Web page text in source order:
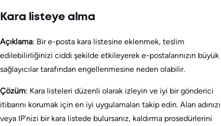
Kara listeye alma
Açıklama: Bir e-posta kara listesine eklenmek, teslim
edilebilirliğinizi ciddi şekilde etkileyerek e-postalarınızın büyük
sağlayıcılar tarafından engellenmesine neden olabilir.
Çözüm: Kara listeleri düzenli olarak izleyin ve iyi bir gönderici
itibarını korumak için en iyi uygulamaları takip edin. Alan adınızı
veya IP’nizi bir kara listede bulursanız, kaldırma prosedürlerini